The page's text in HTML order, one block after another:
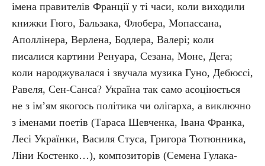
імена правителів Франції у ті часи, коли виходили
книжки Гюго, Бальзака, Флобера, Мопассана,
Аполлінера, Верлена, Бодлера, Валері; коли
писалися картини Ренуара, Сезана, Моне, Дега;
коли народжувалася і звучала музика Гуно, Дебюссі,
Равеля, Сен-Санса? Україна так само асоціюється
не з ім’ям якогось політика чи олігарха, а виключно
з іменами поетів (Тараса Шевченка, Івана Франка,
Лесі Українки, Василя Стуса, Григора Тютюнника,
Ліни Костенко…), композиторів (Семена Гулака-